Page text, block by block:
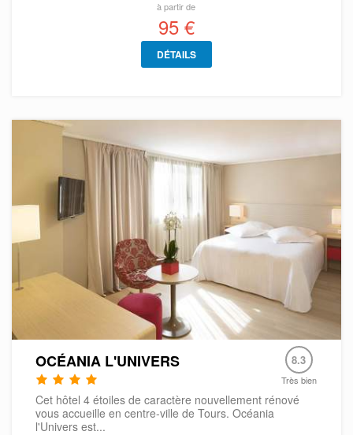
à partir de
95 €
DÉTAILS
OCÉANIA L'UNIVERS 8.3
Très bien
Cet hôtel 4 étoiles de caractère nouvellement rénové
vous accueille en centre-ville de Tours. Océania
l'Univers est...